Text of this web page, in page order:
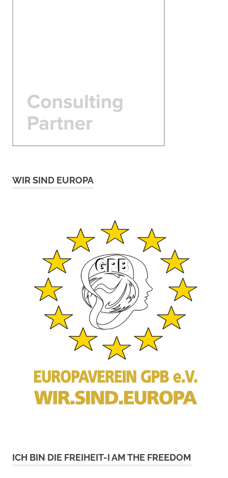
WIR SIND EUROPA
ICH BIN DIE FREIHEIT-I AM THE FREEDOM